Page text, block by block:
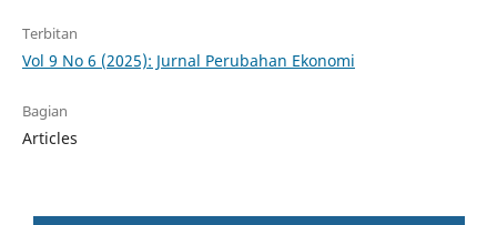
Terbitan
Vol 9 No 6 (2025): Jurnal Perubahan Ekonomi
Bagian
Articles